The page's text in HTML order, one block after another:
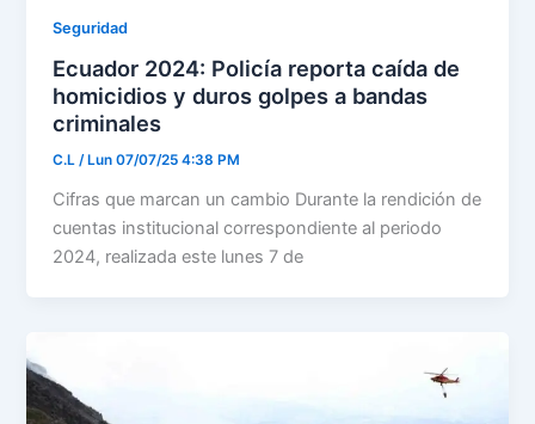
Seguridad
Ecuador 2024: Policía reporta caída de
homicidios y duros golpes a bandas
criminales
C.L/ Lun 07/07/25 4:38 PM
Cifras que marcan un cambio Durante la rendición de
cuentas institucional correspondiente al periodo
2024, realizada este lunes 7 de